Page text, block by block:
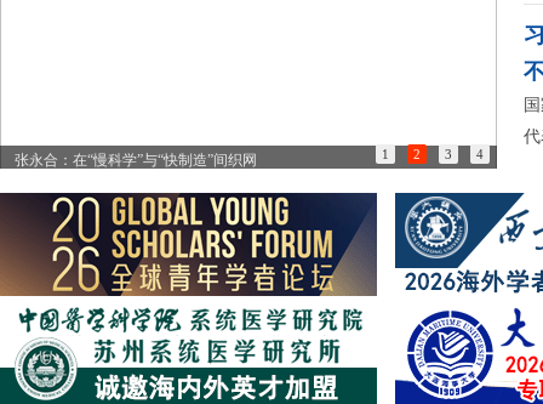
张永合：在“慢科学”与“快制造”间织网 1 2 3 4